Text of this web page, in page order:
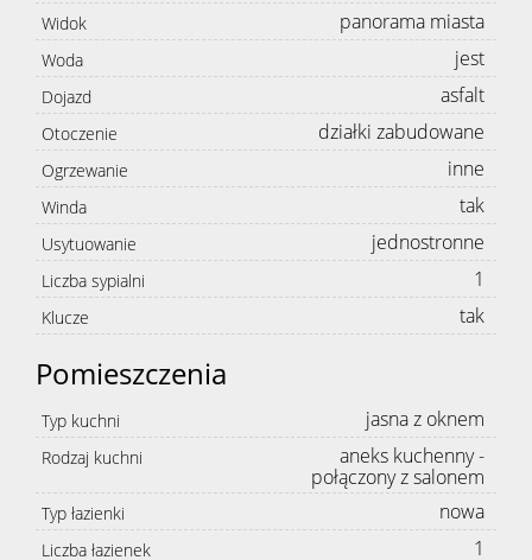
Widok panorama miasta
Woda jest
Dojazd asfalt
Otoczenie działki zabudowane
Ogrzewanie inne
Winda tak
Usytuowanie jednostronne
Liczba sypialni 1
Klucze tak
Pomieszczenia
Typ kuchni jasna z oknem
Rodzaj kuchni
aneks kuchenny -
połączony z salonem
Typ łazienki nowa
Liczba łazienek 1